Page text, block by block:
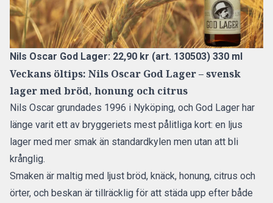
Nils Oscar God Lager: 22,90 kr (art. 130503) 330 ml
Veckans öltips: Nils Oscar God Lager – svensk
lager med bröd, honung och citrus
Nils Oscar grundades 1996 i Nyköping, och God Lager har
länge varit ett av bryggeriets mest pålitliga kort: en ljus
lager med mer smak än standardkylen men utan att bli
krånglig.
Smaken är maltig med ljust bröd, knäck, honung, citrus och
örter, och beskan är tillräcklig för att städa upp efter både